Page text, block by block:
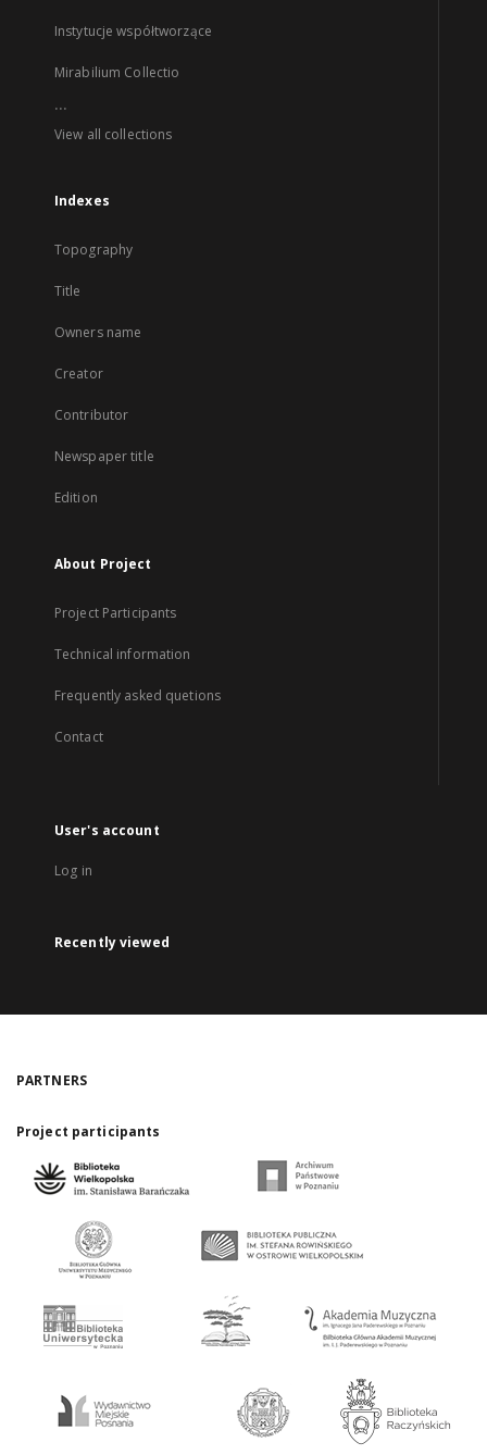
Instytucje współtworzące
Mirabilium Collectio
...
View all collections
Indexes
Topography
Title
Owners name
Creator
Contributor
Newspaper title
Edition
About Project
Project Participants
Technical information
Frequently asked quetions
Contact
User's account
Log in
Recently viewed
PARTNERS
Project participants